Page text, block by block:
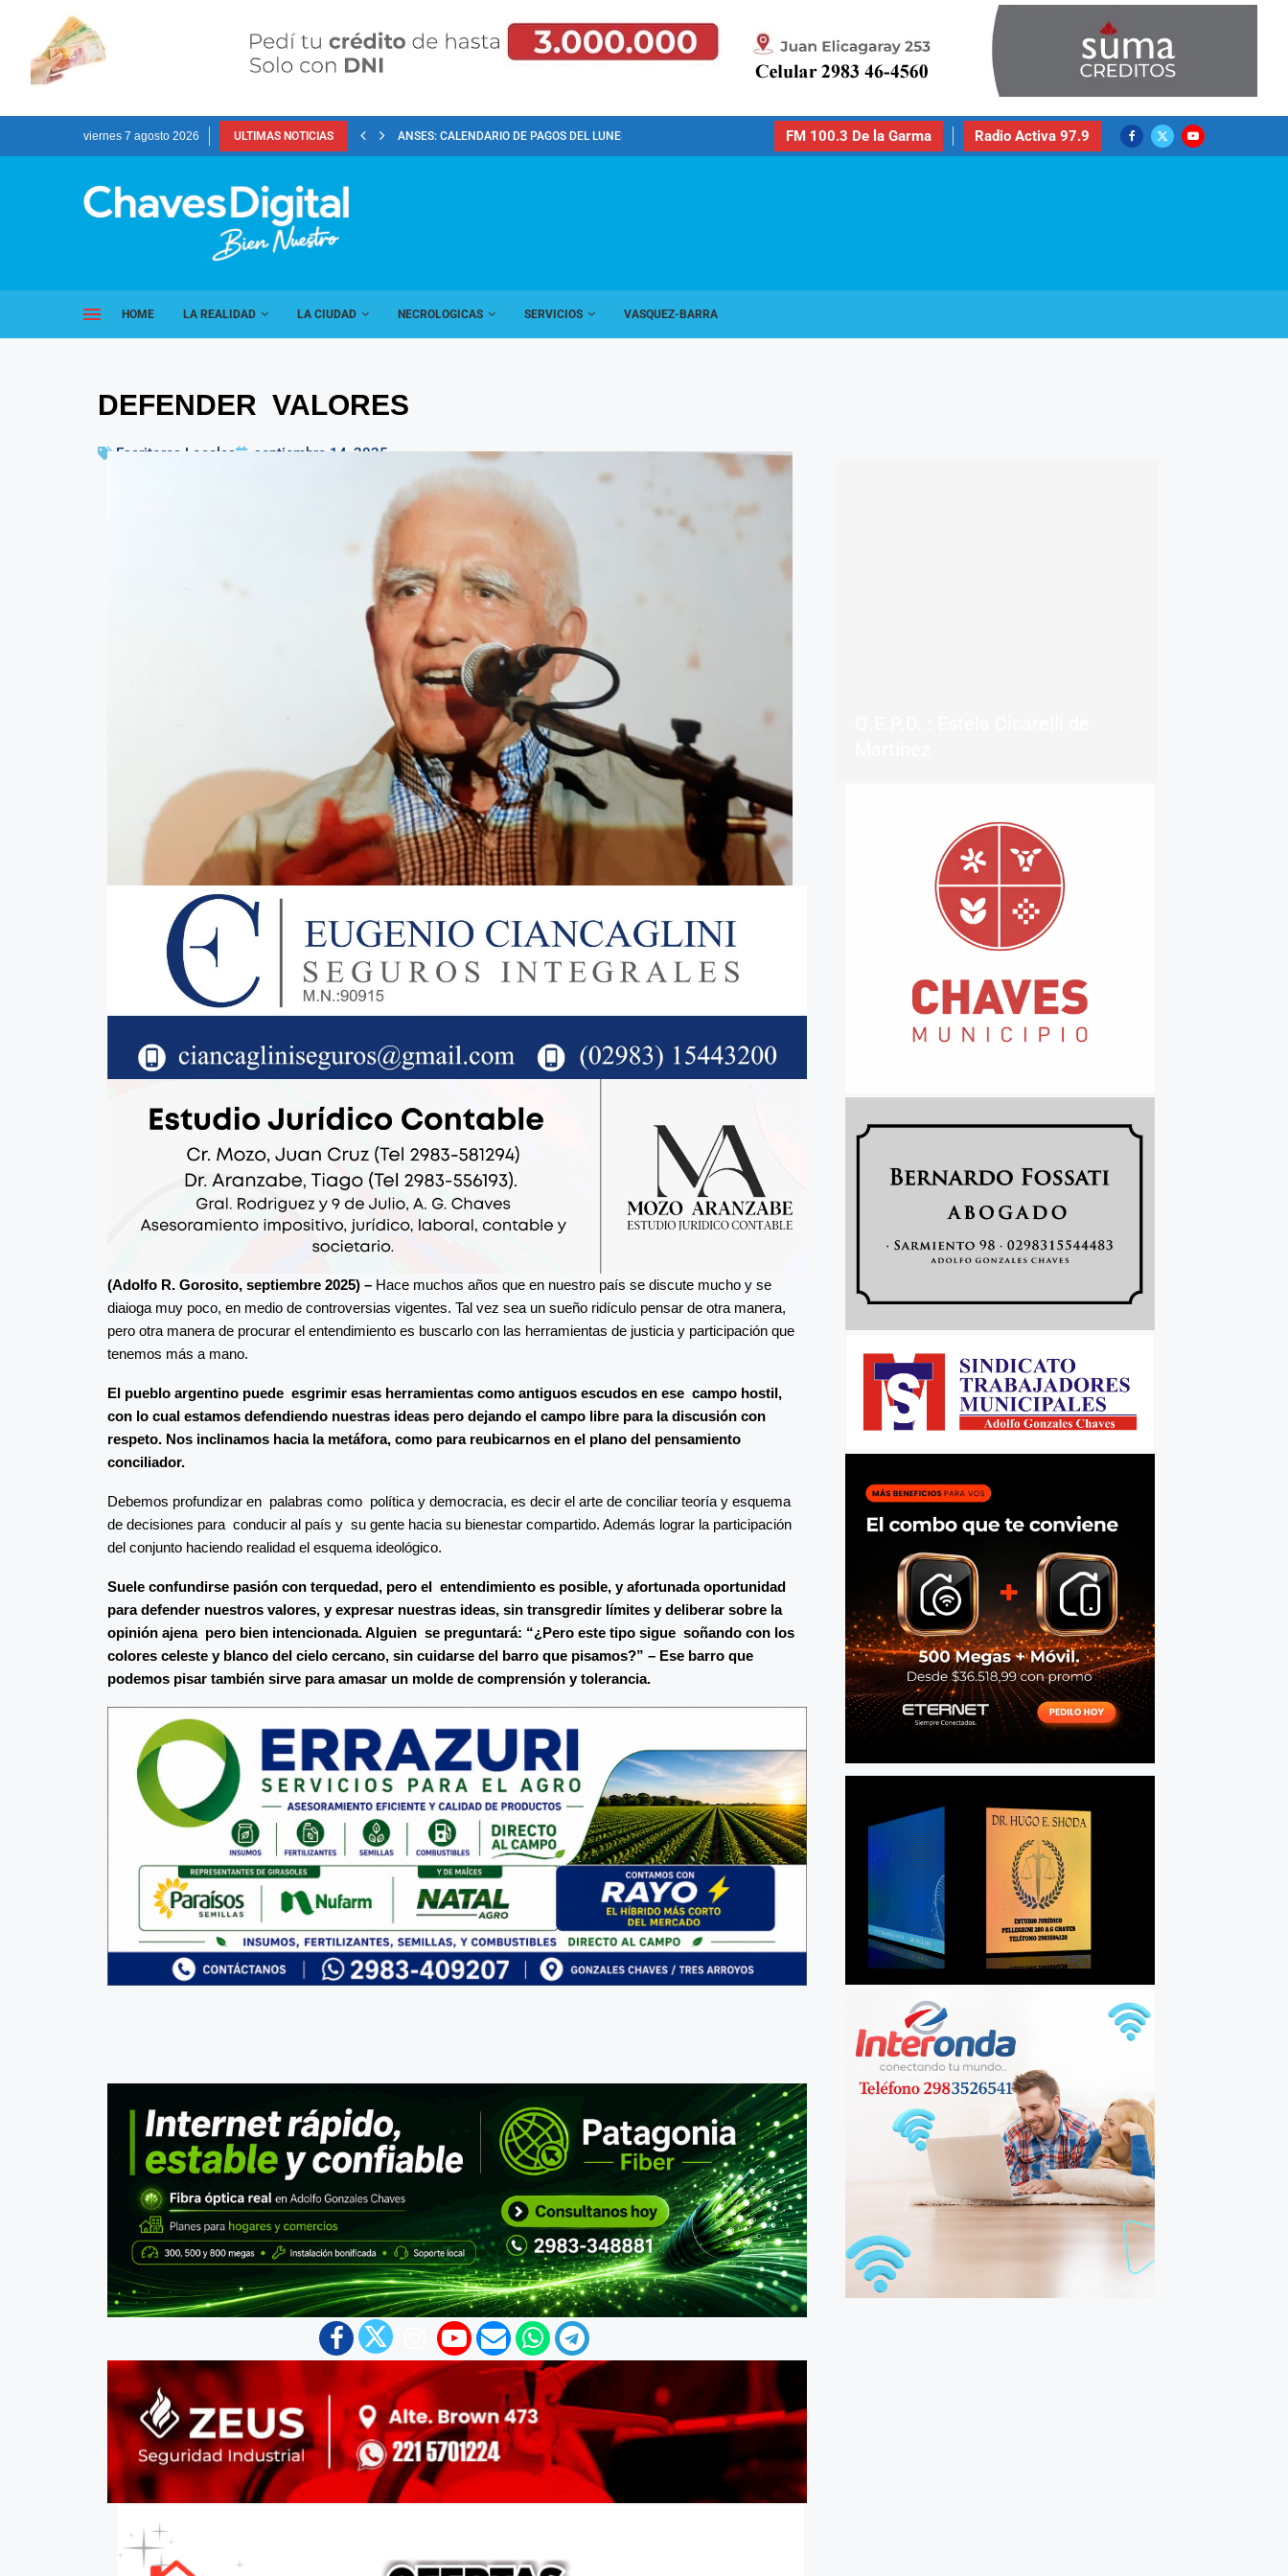
viernes 7 agosto 2026 ULTIMAS NOTICIAS ANSES: CALENDARIO DE PAGOS DEL LUNES 10 DE... FM 100.3 De la Garma Radio Activa 97.9
HOME LA REALIDAD LA CIUDAD NECROLOGICAS SERVICIOS VASQUEZ-BARRA
DEFENDER VALORES
Escritores Locales septiembre 14, 2025
(Adolfo R. Gorosito, septiembre 2025) – Hace muchos años que en nuestro país se discute mucho y se
diaioga muy poco, en medio de controversias vigentes. Tal vez sea un sueño ridículo pensar de otra manera,
pero otra manera de procurar el entendimiento es buscarlo con las herramientas de justicia y participación que
tenemos más a mano.
El pueblo argentino puede esgrimir esas herramientas como antiguos escudos en ese campo hostil,
con lo cual estamos defendiendo nuestras ideas pero dejando el campo libre para la discusión con
respeto. Nos inclinamos hacia la metáfora, como para reubicarnos en el plano del pensamiento
conciliador.
Debemos profundizar en palabras como política y democracia, es decir el arte de conciliar teoría y esquema
de decisiones para conducir al país y su gente hacia su bienestar compartido. Además lograr la participación
del conjunto haciendo realidad el esquema ideológico.
Suele confundirse pasión con terquedad, pero el entendimiento es posible, y afortunada oportunidad
para defender nuestros valores, y expresar nuestras ideas, sin transgredir límites y deliberar sobre la
opinión ajena pero bien intencionada. Alguien se preguntará: “¿Pero este tipo sigue soñando con los
colores celeste y blanco del cielo cercano, sin cuidarse del barro que pisamos?” – Ese barro que
podemos pisar también sirve para amasar un molde de comprensión y tolerancia.